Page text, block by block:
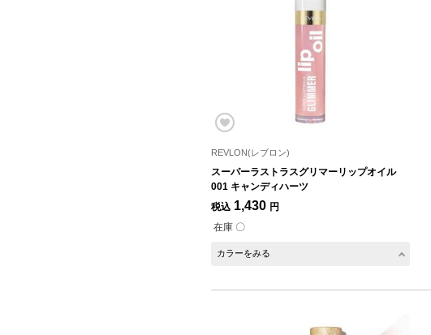
REVLON(レブロン)
スーパーラストラスグリマーリップオイル
001 キャンディハーツ
税込 1,430 円
在庫 〇
カラーをみる